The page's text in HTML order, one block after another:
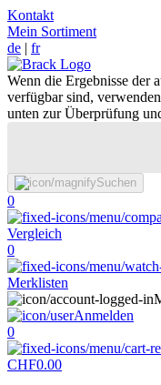
Kontakt
Mein Sortiment
de | fr
Wenn die Ergebnisse der
verfügbar sind,
unten zur Überprüfung
Suchen
0
Vergleich
0
Merklisten
Anmelden
0
CHF0.00